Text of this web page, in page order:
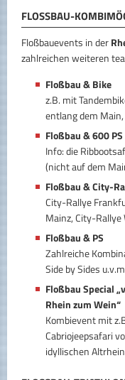
FLOSSBAU-
Floßbauevents in der
zahlreichen weiteren
Floßbau & Bike
z.B. mit
entlang dem
Floßbau & 600
Info: die
(nicht auf dem
Floßbau & City-
City-Rallye
Mainz, City-Rallye
Floßbau & PS
Zahlreiche
Side by Sides
Floßbau Special
Rhein zum Wein“
Kombievent mit
Cabriojeepsafari
idyllischen